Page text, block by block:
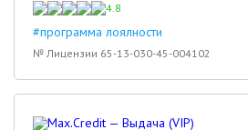
4.8
#программа лоялности
№ Лицензии 65-13-030-45-004102